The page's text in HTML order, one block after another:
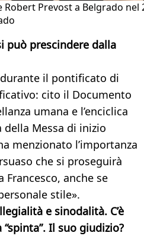
Robert Prevost a Belgrado nel
può prescindere dalla
il pontificato di
cito il Documento
umana e l’enciclica
della Messa di inizio
menzionato l’importanza
che si proseguirà
anche se
stile».
e sinodalità. C’è
Il suo giudizio?